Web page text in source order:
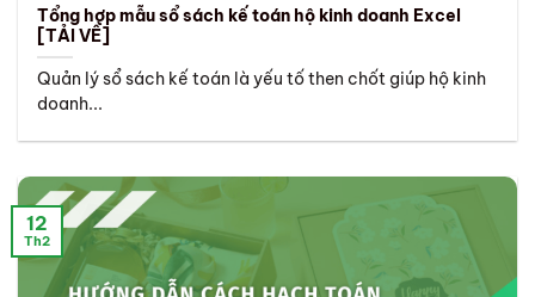
Tổng hợp mẫu sổ sách kế toán hộ kinh doanh Excel
[TẢI VỀ]
Quản lý sổ sách kế toán là yếu tố then chốt giúp hộ kinh
doanh...
12
Th2